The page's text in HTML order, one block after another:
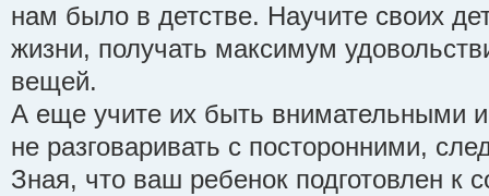
нам было в детстве. Научите своих
жизни, получать максимум
вещей.
А еще учите их быть внимательными
не разговаривать с посторонними,
Зная, что ваш ребенок подготовлен к